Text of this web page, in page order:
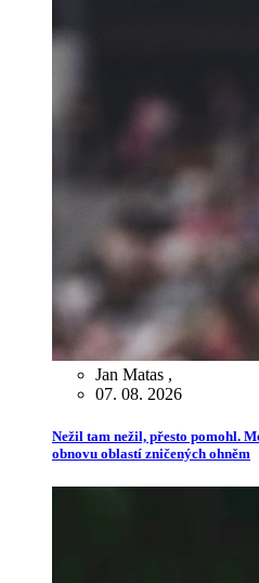
Jan Matas ,
07. 08. 2026
Nežil tam nežil, přesto pomohl.
obnovu oblastí zničených ohněm